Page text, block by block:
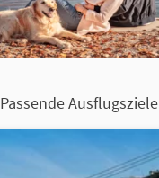
Passende Ausflugsziele